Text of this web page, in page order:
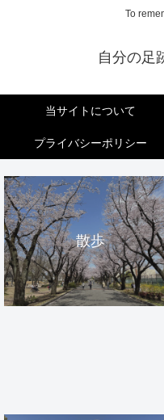
To
自分の足
当サイトについて
プライバシーポリシー
散歩